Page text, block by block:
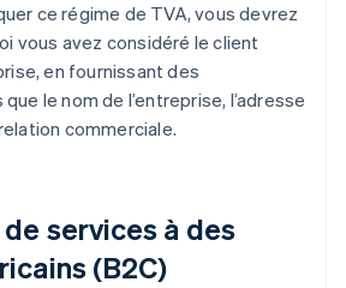
ce régime de TVA, vous devrez
vous avez considéré le client
en fournissant des
le nom de l’entreprise, l’adresse
commerciale.
services à des
(B2C)